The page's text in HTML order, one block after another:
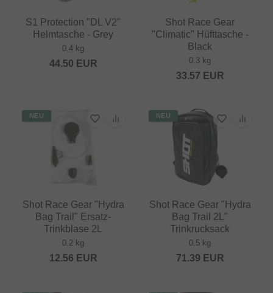
S1 Protection "DL V2"
Helmtasche - Grey
0.4 kg
44.50 EUR
Shot Race Gear
"Climatic" Hüfttasche -
Black
0.3 kg
33.57 EUR
NEU
Shot Race Gear "Hydra
Bag Trail" Ersatz-
Trinkblase 2L
0.2 kg
12.56 EUR
NEU
Shot Race Gear "Hydra
Bag Trail 2L"
Trinkrucksack
0.5 kg
71.39 EUR